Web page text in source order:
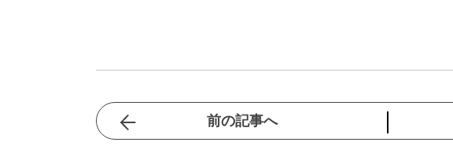
前の記事へ